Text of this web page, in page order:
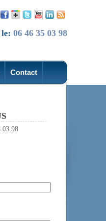
06 46 35 03 98
Contact
03 98